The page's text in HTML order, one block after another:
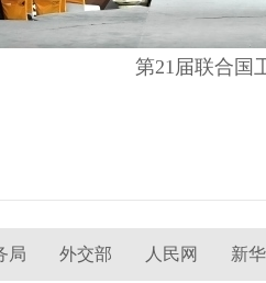
第21届联合国
局 外交部 人民网 新